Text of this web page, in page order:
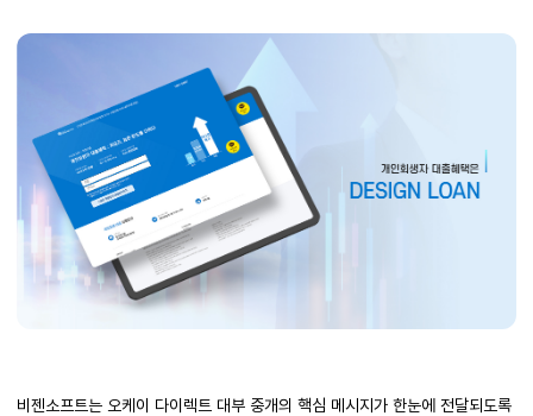
비젠소프트는 오케이 다이렉트 대부 중개의 핵심 메시지가 한눈에 전달되도록